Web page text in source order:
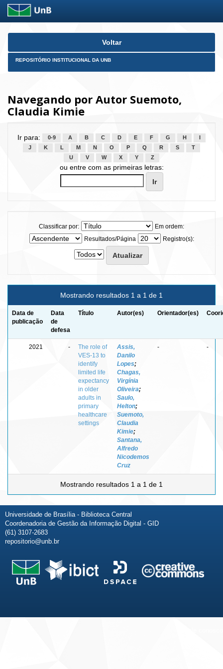
Skip
Voltar
REPOSITÓRIO INSTITUCIONAL DA UNB
Navegando por Autor Suemoto,
Claudia Kimie
Ir para: 0-9 A B C D E F G H
J
K L M N O P Q R S
T
U
V W X Y Z
ou entre com as primeiras letras:
Classificar por:
Em ordem:
Resultados/Página
Registro(s):
Mostrando resultados 1 a 1 de 1
Data de
publicação
Data
de
defesa
Título Autor(es) Orientador(es)
2021 -
The role of
VES-13 to
identify
limited life
expectancy
in older
adults in
primary
healthcare
settings
Assis,
Danilo
Lopes;
Chagas,
Virgínia
Oliveira;
Saulo,
Helton;
Suemoto,
Claudia
Kimie;
Santana,
Alfredo
Nicodemos
Cruz
- -
Mostrando resultados 1 a 1 de 1
Universidade de Brasília - Biblioteca Central
Coordenadoria de Gestão da Informação Digital - GID
(61) 3107-2683
repositorio@unb.br